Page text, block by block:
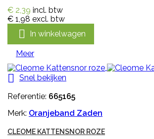
€ 2,39 incl. btw
€ 1,98 excl. btw
 In winkelwagen
Meer

Snel bekijken
Referentie: 665165
Merk: Oranjeband Zaden
CLEOME KATTENSNOR ROZE